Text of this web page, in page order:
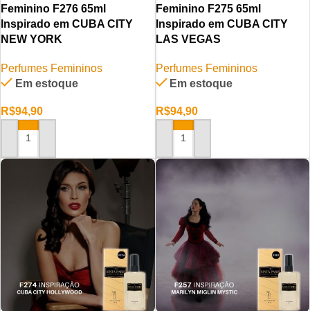
Feminino F276 65ml
Inspirado em CUBA CITY
NEW YORK
Perfumes Femininos
Em estoque
R$94,90
ADICIONAR AO CARRINHO
Feminino F275 65ml
Inspirado em CUBA CITY
LAS VEGAS
Perfumes Femininos
Em estoque
R$94,90
ADICIONAR AO CARRINHO